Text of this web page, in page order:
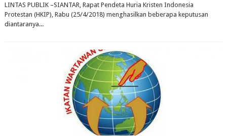
LINTAS PUBLIK –SIANTAR, Rapat Pendeta Huria Kristen Indonesia
Protestan (HKIP), Rabu (25/4/2018) menghasilkan beberapa keputusan
diantaranya...